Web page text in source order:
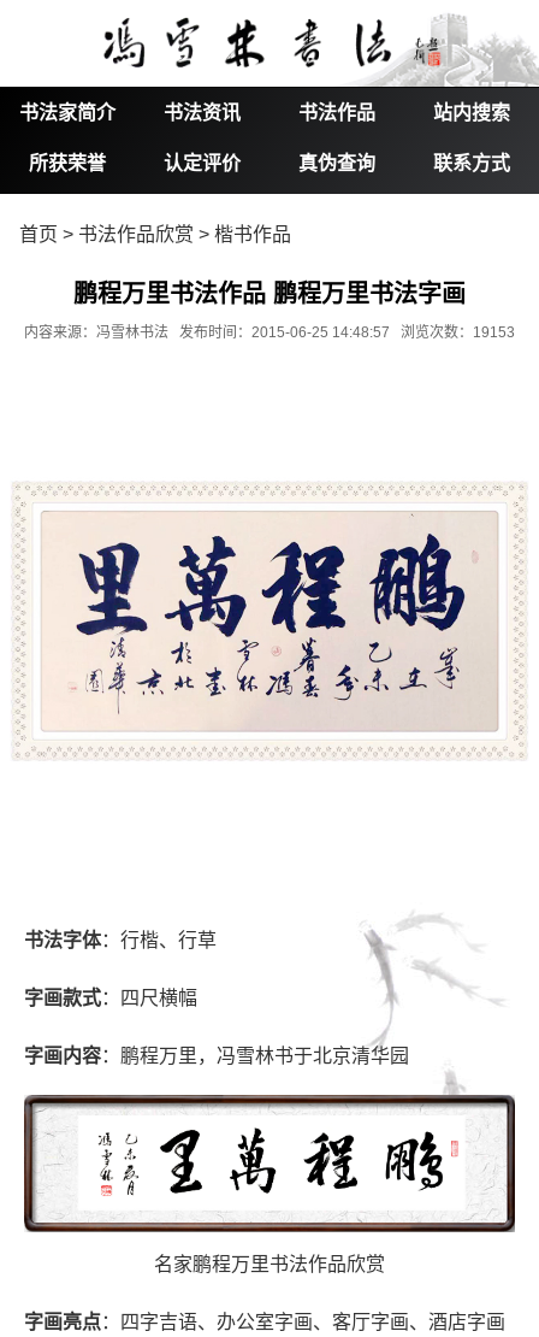
书法家简介 书法资讯 书法作品 站内搜索
所获荣誉 认定评价 真伪查询 联系方式
首页 > 书法作品欣赏 > 楷书作品
鹏程万里书法作品 鹏程万里书法字画
内容来源：冯雪林书法 发布时间：2015-06-25 14:48:57 浏览次数：19153
书法字体：行楷、行草
字画款式：四尺横幅
字画内容：鹏程万里，冯雪林书于北京清华园
名家鹏程万里书法作品欣赏
字画亮点：四字吉语、办公室字画、客厅字画、酒店字画